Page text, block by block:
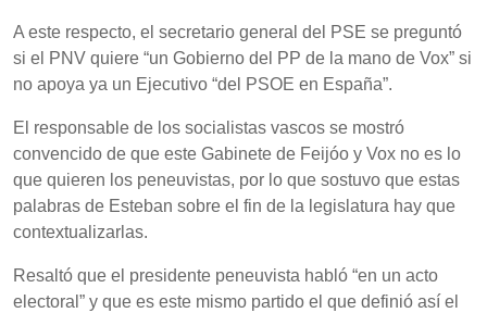
A este respecto, el secretario general del PSE se preguntó
si el PNV quiere “un Gobierno del PP de la mano de Vox” si
no apoya ya un Ejecutivo “del PSOE en España”.
El responsable de los socialistas vascos se mostró
convencido de que este Gabinete de Feijóo y Vox no es lo
que quieren los peneuvistas, por lo que sostuvo que estas
palabras de Esteban sobre el fin de la legislatura hay que
contextualizarlas.
Resaltó que el presidente peneuvista habló “en un acto
electoral” y que es este mismo partido el que definió así el